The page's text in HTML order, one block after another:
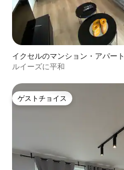
イクセルのマンション・アパート
ルイーズに平和
ゲストチョイス
ゲストチョイス